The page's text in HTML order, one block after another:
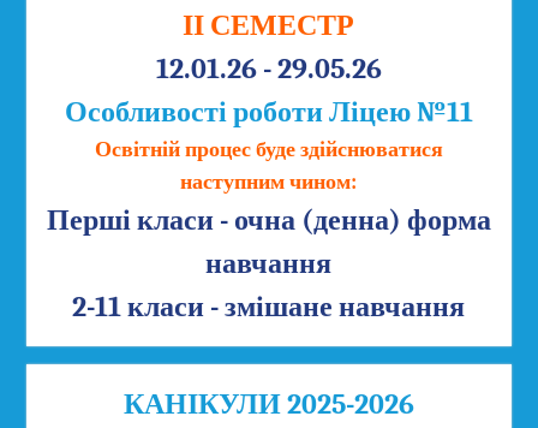
ІІ СЕМЕСТР
12.01.26 - 29.05.26
Особливості роботи Ліцею №11
Освітній процес буде здійснюватися
наступним чином:
Перші класи - очна (денна) форма
навчання
2-11 класи - змішане навчання
КАНІКУЛИ 2025-2026